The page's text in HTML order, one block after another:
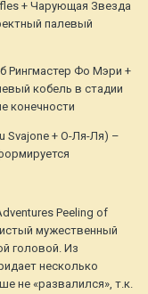
+ Чарующая Звезда
палевый
Рингмастер Фо Мэри +
кобель в стадии
конечности
Svajone + О-Ля-Ля) –
Peeling of
мужественный
головой. Из
несколько
не «развалился», т.к.